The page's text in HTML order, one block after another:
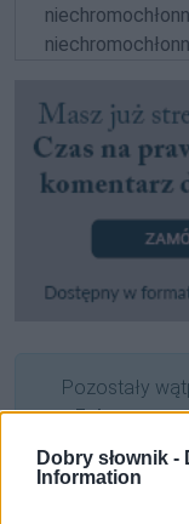
Dobry słownik -
Information
Pozostały
Zobacz, co